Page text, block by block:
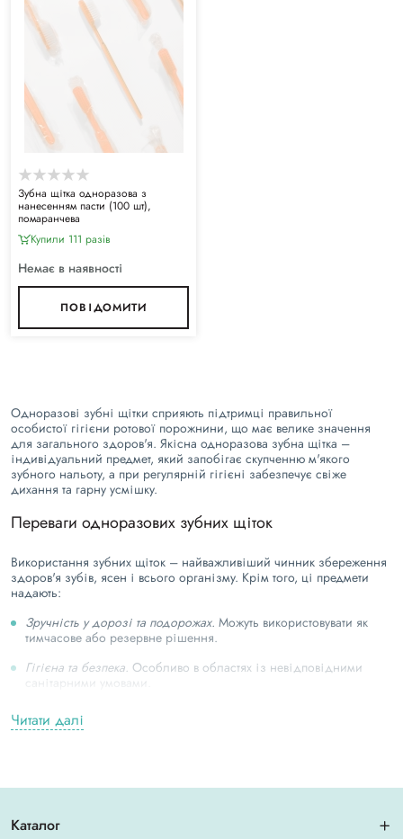
Зубна щітка одноразова з
нанесенням пасти (100 шт),
помаранчева
Купили 111 разiв
Немає в наявності
ПОВІДОМИТИ
Одноразові зубні щітки сприяють підтримці правильної
особистої гігієни ротової порожнини, що має велике значення
для загального здоров'я. Якісна одноразова зубна щітка –
індивідуальний предмет, який запобігає скупченню м'якого
зубного нальоту, а при регулярній гігієні забезпечує свіже
дихання та гарну усмішку.
Переваги одноразових зубних щіток
Використання зубних щіток – найважливіший чинник збереження
здоров'я зубів, ясен і всього організму. Крім того, ці предмети
надають:
Зручність у дорозі та подорожах. Можуть використовувати як
тимчасове або резервне рішення.
Гігієна та безпека. Особливо в областях із невідповідними
санітарними умовами.
Уникнення ризику зараження
стоматології допомагають запобігти перехресному зараженню
Читати далі
Каталог